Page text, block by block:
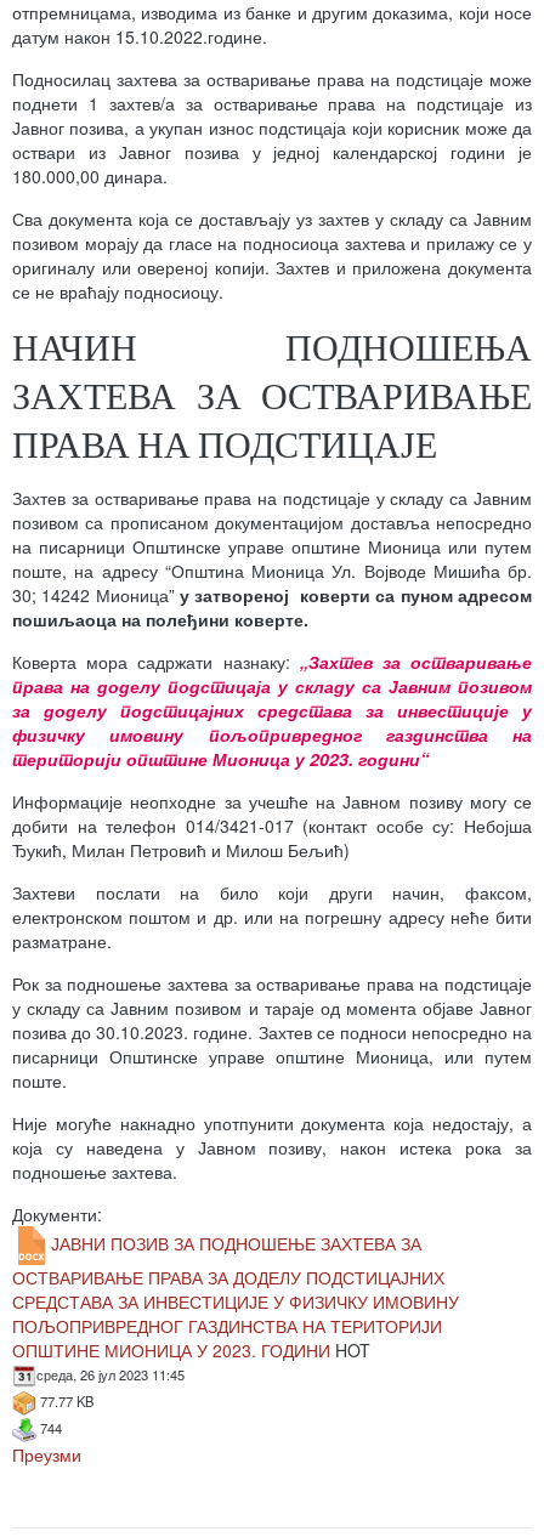
отпремницама, изводима из банке и другим доказима, који носе
датум након 15.10.2022.године.
Подносилац захтева за остваривање права на подстицаје може
поднети 1 захтев/а за остваривање права на подстицаје из
Јавног позива, а укупан износ подстицаја који корисник може да
оствари из Јавног позива у једној календарској години је
180.000,00 динара.
Сва документа која се достављају уз захтев у складу са Јавним
позивом морају да гласе на подносиоца захтева и прилажу се у
оригиналу или овереној копији. Захтев и приложена документа
се не враћају подносиоцу.
НАЧИН ПОДНОШЕЊА
ЗАХТЕВА ЗА ОСТВАРИВАЊЕ
ПРАВА НА ПОДСТИЦАЈЕ
Захтев за остваривање права на подстицаје у складу са Јавним
позивом са прописаном документацијом доставља непосредно
на писарници Општинске управе општине Мионица или путем
поште, на адресу “Општина Мионица Ул. Војводе Мишића бр.
30; 14242 Мионица” у затвореној коверти са пуном адресом
пошиљаоца на полеђини коверте.
Коверта мора садржати назнаку: „Захтев за остваривање
права на доделу подстицаја у складу са Јавним позивом
за доделу подстицајних средстава за инвестиције у
физичку имовину пољопривредног газдинствана
територији општине Мионица у2023. години“
Информације неопходне за учешће на Јавном позиву могу се
добити на телефон 014/3421-017 (контакт особе су: Небојша
Ђукић, Милан Петровић и Милош Бељић)
Захтеви послати на било који други начин, факсом,
електронском поштом и др. или на погрешну адресу неће бити
разматране.
Рок за подношење захтева за остваривање права на подстицаје
у складу са Јавним позивом и тараје од момента објаве Јавног
позива до 30.10.2023. године. Захтев се подноси непосредно на
писарници Општинске управе општине Мионица, или путем
поште.
Није могуће накнадно употпунити документа која недостају, а
која су наведена у Јавном позиву, након истека рока за
подношење захтева.
Документи:
ЈАВНИ ПОЗИВ ЗА ПОДНОШЕЊЕ ЗАХТЕВА ЗА
ОСТВАРИВАЊЕ ПРАВА ЗА ДОДЕЛУ ПОДСТИЦАЈНИХ
СРЕДСТАВА ЗА ИНВЕСТИЦИЈЕ У ФИЗИЧКУ ИМОВИНУ
ПОЉОПРИВРЕДНОГ ГАЗДИНСТВА НА ТЕРИТОРИЈИ
ОПШТИНЕ МИОНИЦА У 2023. ГОДИНИ HOT
среда, 26 јул 2023 11:45
77.77 KB
744
Преузми